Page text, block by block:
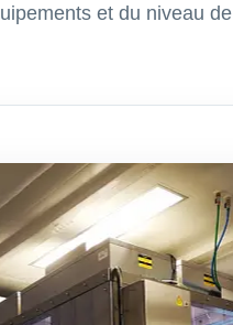
et du niveau de